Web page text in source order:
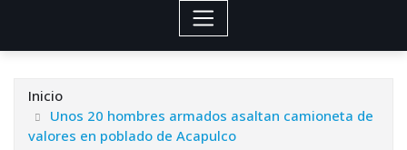
Inicio
Unos 20 hombres armados asaltan camioneta de
valores en poblado de Acapulco